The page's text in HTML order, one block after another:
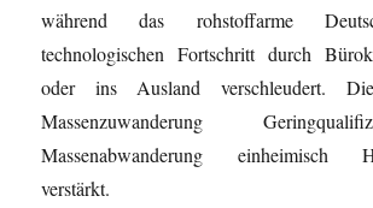
während das rohstoffarme
technologischen Fortschritt durch
oder ins Ausland verschleudert.
Massenzuwanderung
Massenabwanderung einheimisch
verstärkt.